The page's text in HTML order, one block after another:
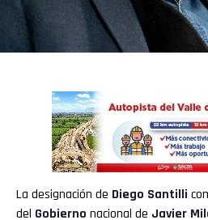
La designación de Diego Santilli
del Gobierno nacional de Javier